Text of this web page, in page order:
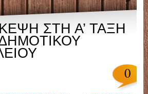
ΣΤΗ Α’ ΤΑΞΗ
0